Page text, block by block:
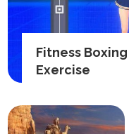
Fitness
Exercise